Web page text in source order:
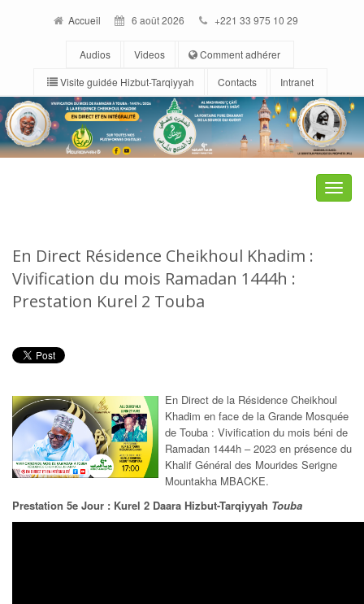
Accueil 6 août 2026 +221 33 975 10 29
Audios Videos
Comment adhérer
Visite guidée Hizbut-Tarqiyyah
Contacts Intranet
Toggle
En Direct Résidence Cheikhoul Khadim :
Vivification du mois Ramadan 1444h :
Prestation Kurel 2 Touba
En Direct de la Résidence Cheikhoul
Khadim en face de la Grande Mosquée
de Touba : Vivification du mois béni de
Ramadan 1444h – 2023 en présence du
Khalif Général des Mourides Serigne
Mountakha MBACKE.
Prestation 5e Jour : Kurel 2 Daara Hizbut-Tarqiyyah Touba